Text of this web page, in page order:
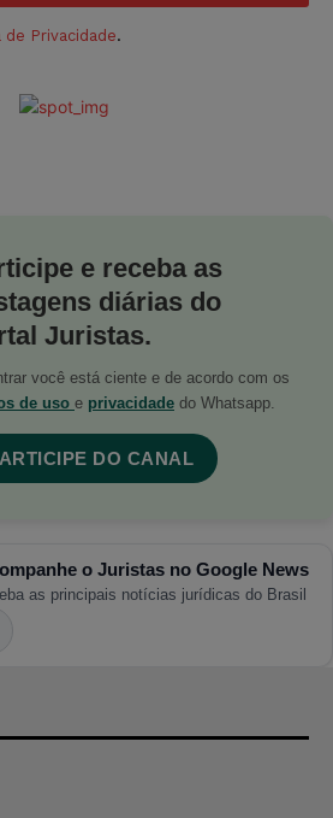
de Privacidade.
e receba as
diárias do
Juristas.
você está ciente e de acordo com os
de uso e privacidade do Whatsapp.
DO CANAL
o Juristas no Google News
as principais notícias jurídicas do Brasil